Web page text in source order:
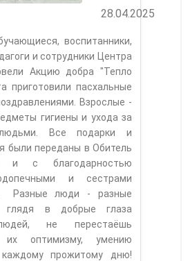
28.04.2025
воспитанники,
и сотрудники Центра
Акцию добра "Тепло
приготовили пасхальные
Взрослые -
гигиены и ухода за
Все подарки и
были переданы в Обитель
и с благодарностью
и сестрами
Разные люди - разные
глядя в добрые глаза
не перестаёшь
их оптимизму, умению
каждому прожитому дню!